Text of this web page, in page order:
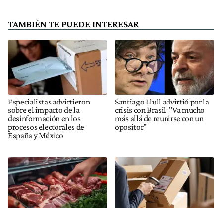
TAMBIÉN TE PUEDE INTERESAR
Especialistas advirtieron
sobre el impacto de la
desinformación en los
procesos electorales de
España y México
Santiago Llull advirtió por la
crisis con Brasil: "Va mucho
más allá de reunirse con un
opositor"